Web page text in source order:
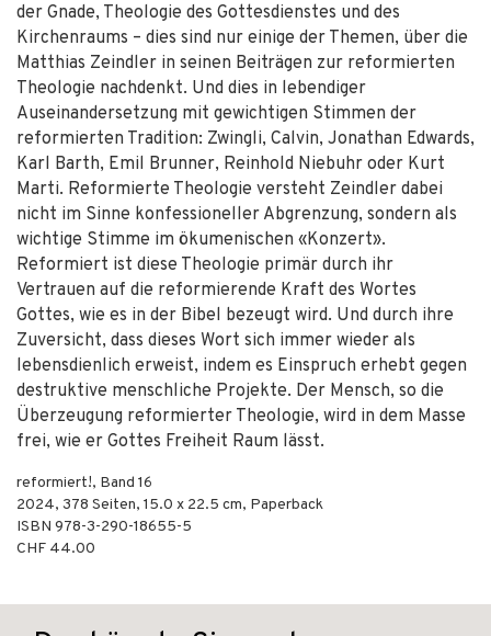
der Gnade, Theologie des Gottesdienstes und des
Kirchenraums – dies sind nur einige der Themen, über die
Matthias Zeindler in seinen Beiträgen zur reformierten
Theologie nachdenkt. Und dies in lebendiger
Auseinandersetzung mit gewichtigen Stimmen der
reformierten Tradition: Zwingli, Calvin, Jonathan Edwards,
Karl Barth, Emil Brunner, Reinhold Niebuhr oder Kurt
Marti. Reformierte Theologie versteht Zeindler dabei
nicht im Sinne konfessioneller Abgrenzung, sondern als
wichtige Stimme im ökumenischen «Konzert».
Reformiert ist diese Theologie primär durch ihr
Vertrauen auf die reformierende Kraft des Wortes
Gottes, wie es in der Bibel bezeugt wird. Und durch ihre
Zuversicht, dass dieses Wort sich immer wieder als
lebensdienlich erweist, indem es Einspruch erhebt gegen
destruktive menschliche Projekte. Der Mensch, so die
Überzeugung reformierter Theologie, wird in dem Masse
frei, wie er Gottes Freiheit Raum lässt.
reformiert!, Band 16
2024, 378 Seiten, 15.0 x 22.5 cm, Paperback
ISBN 978-3-290-18655-5
CHF 44.00